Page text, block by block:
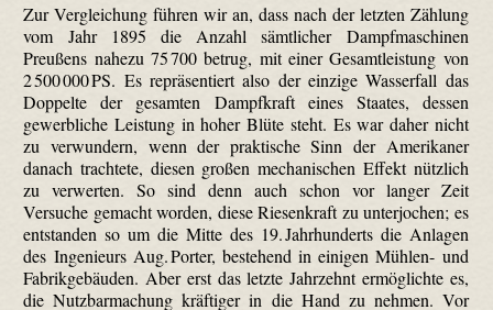
Zur Vergleichung führen wir an, dass nach der letzten Zählung
vom Jahr 1895 die Anzahl sämtlicher Dampfmaschinen
Preußens nahezu 75 700 betrug, mit einer Gesamtleistung von
2 500 000 PS. Es repräsentiert also der einzige Wasserfall das
Doppelte der gesamten Dampfkraft eines Staates, dessen
gewerbliche Leistung in hoher Blüte steht. Es war daher nicht
zu verwundern, wenn der praktische Sinn der Amerikaner
danach trachtete, diesen großen mechanischen Effekt nützlich
zu verwerten. So sind denn auch schon vor langer Zeit
Versuche gemacht worden, diese Riesenkraft zu unterjochen; es
entstanden so um die Mitte des 19. Jahrhunderts die Anlagen
des Ingenieurs Aug. Porter, bestehend in einigen Mühlen- und
Fabrikgebäuden. Aber erst das letzte Jahrzehnt ermöglichte es,
die Nutzbarmachung kräftiger in die Hand zu nehmen. Vor